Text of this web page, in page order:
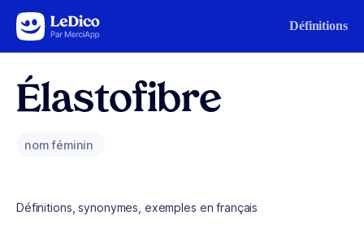
Aller au contenu Définitions
Élastofibre
nom féminin
Définitions, synonymes, exemples en français